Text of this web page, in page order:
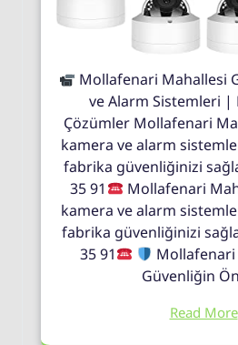
Mollafenari Mahallesi
ve Alarm Sistemleri |
Çözümler Mollafenari
kamera ve alarm
fabrika güvenliğinizi
35 91
Mollafenari
kamera ve alarm
fabrika güvenliğinizi
35 91
Mollafenari
Güvenliğin
Read More